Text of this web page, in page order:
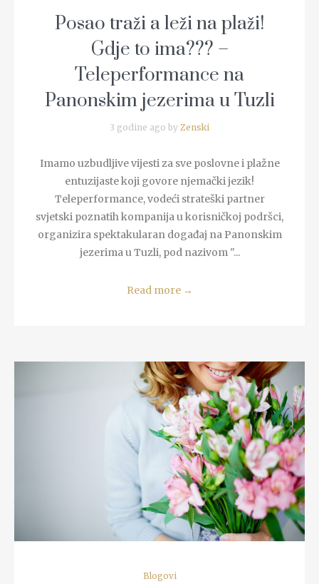
Posao traži a leži na plaži!
Gdje to ima??? –
Teleperformance na
Panonskim jezerima u Tuzli
3 godine ago by Zenski
Imamo uzbudljive vijesti za sve poslovne i plažne
entuzijaste koji govore njemački jezik!
Teleperformance, vodeći strateški partner
svjetski poznatih kompanija u korisničkoj podršci,
organizira spektakularan događaj na Panonskim
jezerima u Tuzli, pod nazivom "...
Read more →
READ MORE
Blogovi